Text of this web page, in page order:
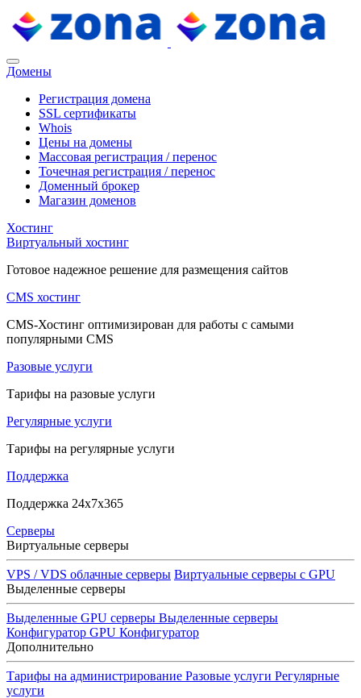
Домены
Регистрация домена
SSL сертификаты
Whois
Цены на домены
Массовая регистрация / перенос
Точечная регистрация / перенос
Доменный брокер
Магазин доменов
Хостинг
Виртуальный хостинг
Готовое надежное решение для размещения сайтов
CMS хостинг
CMS-Хостинг оптимизирован для работы с самыми
популярными CMS
Разовые услуги
Тарифы на разовые услуги
Регулярные услуги
Тарифы на регулярные услуги
Поддержка
Поддержка 24x7x365
Серверы
Виртуальные серверы
VPS / VDS облачные серверы Виртуальные серверы с GPU
Выделенные серверы
Выделенные GPU серверы Выделенные серверы
Конфигуратор GPU Конфигуратор
Дополнительно
Тарифы на администрирование Разовые услуги Регулярные
услуги